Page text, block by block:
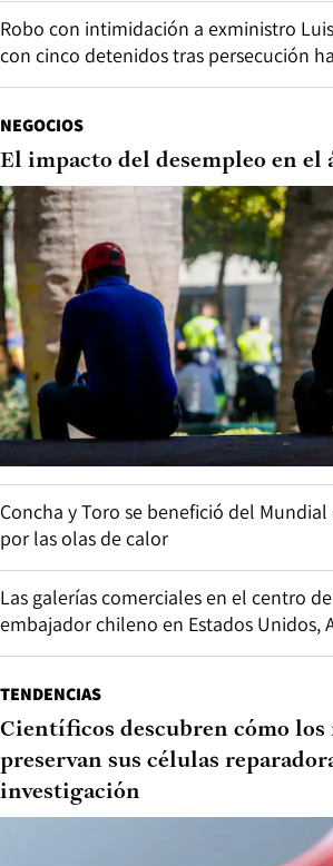
Robo con intimidación a exministro
con cinco detenidos tras persecución
NEGOCIOS
El impacto del desempleo en el
Concha y Toro se benefició del
por las olas de calor
Las galerías comerciales en el centro
embajador chileno en Estados Unidos,
TENDENCIAS
Científicos descubren cómo los
preservan sus células
investigación